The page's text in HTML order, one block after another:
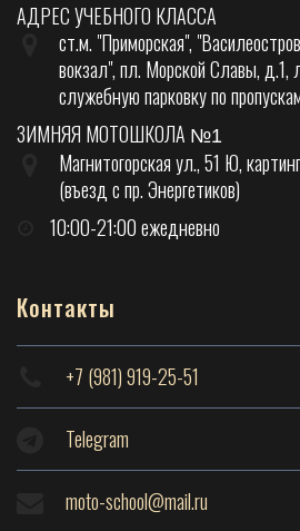
АДРЕС УЧЕБНОГО КЛАССА
ст.м. "Приморская",
вокзал", пл. Морской Славы,
служебную парковку по
ЗИМНЯЯ МОТОШКОЛА №1
Магнитогорская ул., 51 Ю,
(въезд с пр. Энергетиков)
10:00-21:00 ежедневно
Контакты
+7 (981) 919-25-51
Telegram
moto-school@mail.ru